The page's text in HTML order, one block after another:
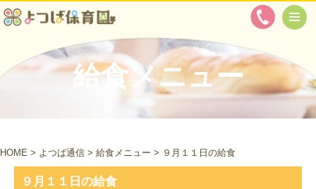
給食メニュー
HOME > よつば通信 > 給食メニュー > ９月１１日の給食
９月１１日の給食